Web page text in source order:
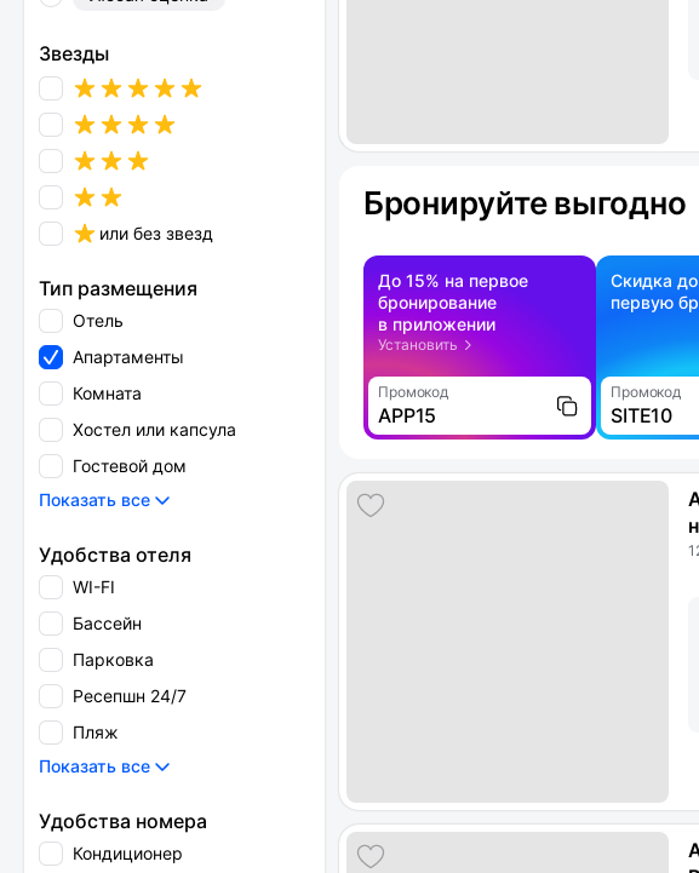
Звезды
или без звезд
Тип размещения
Отель
Апартаменты
Комната
Хостел или капсула
Гостевой дом
Показать все
Удобства отеля
WI-FI
Бассейн
Парковка
Ресепшн 24/7
Пляж
Показать все
Удобства номера
Кондиционер
Бронируйте выгодно
До 15% на первое
бронирование
в приложении
Установить
Промокод
APP15
Скидка до
первую
Промокод
SITE10